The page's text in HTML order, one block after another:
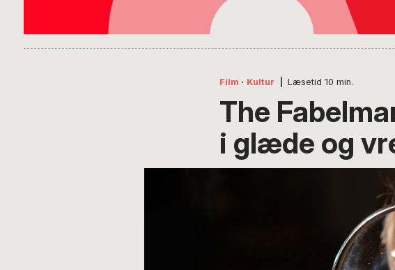
Film · Kultur Læsetid 10 min.
The
i glæde og